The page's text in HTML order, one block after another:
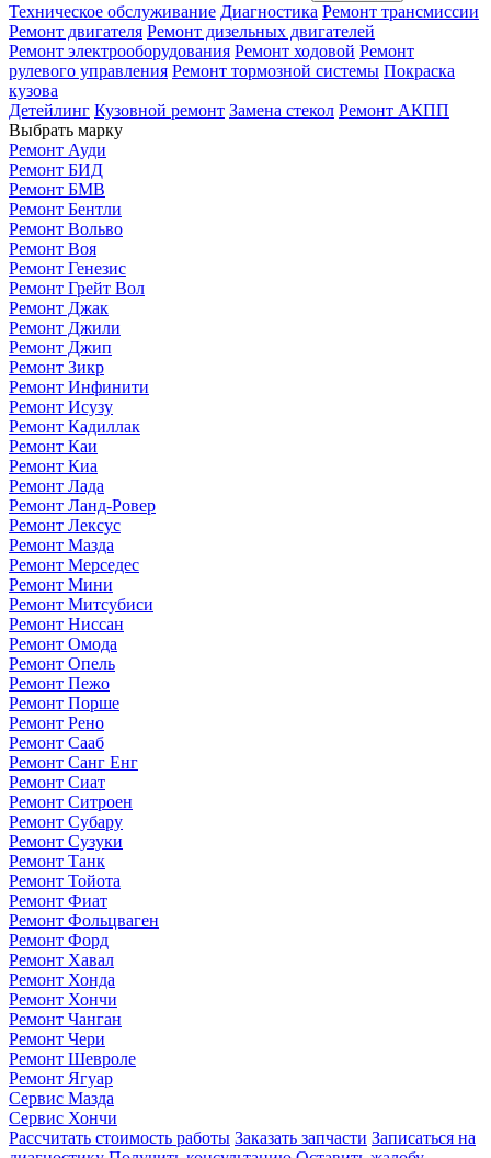
Техническое обслуживание Диагностика Ремонт трансмиссии
Ремонт двигателя Ремонт дизельных двигателей
Ремонт электрооборудования Ремонт ходовой Ремонт
рулевого управления Ремонт тормозной системы Покраска
кузова
Детейлинг Кузовной ремонт Замена стекол Ремонт АКПП
Выбрать марку
Ремонт Ауди
Ремонт БИД
Ремонт БМВ
Ремонт Бентли
Ремонт Вольво
Ремонт Воя
Ремонт Генезис
Ремонт Грейт Вол
Ремонт Джак
Ремонт Джили
Ремонт Джип
Ремонт Зикр
Ремонт Инфинити
Ремонт Исузу
Ремонт Кадиллак
Ремонт Каи
Ремонт Киа
Ремонт Лада
Ремонт Ланд-Ровер
Ремонт Лексус
Ремонт Мазда
Ремонт Мерседес
Ремонт Мини
Ремонт Митсубиси
Ремонт Ниссан
Ремонт Омода
Ремонт Опель
Ремонт Пежо
Ремонт Порше
Ремонт Рено
Ремонт Сааб
Ремонт Санг Енг
Ремонт Сиат
Ремонт Ситроен
Ремонт Субару
Ремонт Сузуки
Ремонт Танк
Ремонт Тойота
Ремонт Фиат
Ремонт Фольцваген
Ремонт Форд
Ремонт Хавал
Ремонт Хонда
Ремонт Хончи
Ремонт Чанган
Ремонт Чери
Ремонт Шевроле
Ремонт Ягуар
Сервис Мазда
Сервис Хончи
Рассчитать стоимость работы Заказать запчасти Записаться на